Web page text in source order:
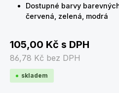
Dostupné barvy
červená, zelená, modrá
105,00 Kč s DPH
86,78 Kč bez DPH
skladem